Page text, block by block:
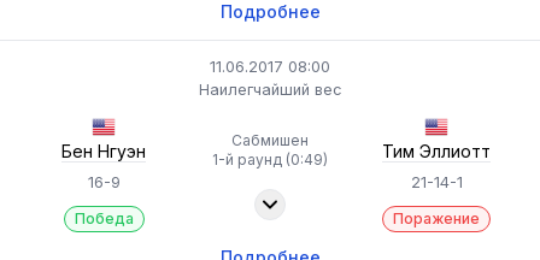
Подробнее
11.06.2017 08:00
Наилегчайший вес
Бен Нгуэн
16-9
Победа
Сабмишен
1-й раунд (0:49)
Тим Эллиотт
21-14-1
Поражение